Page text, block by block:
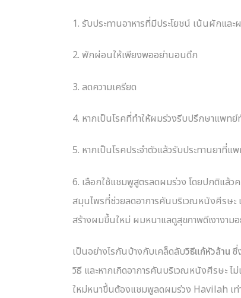
1. รับประทานอาหารที่มีประโยชน์ เน้นผักแล
2. พักผ่อนให้เพียงพออย่านอนดึก
3. ลดความเครียด
4. หากเป็นโรคที่ทำให้ผมร่วงรีบปรึกษาแพท
5. หากเป็นโรคประจำตัวแล้วรับประทานยาที่
6. เลือกใช้แชมพูสูตรลดผมร่วง โดยปกติแล้
สมุนไพรที่ช่วยลดอาการคันบริเวณหนังศีรษะ
สร้างผมขึ้นใหม่ ผมหนาแลดูสุขภาพดีเงางาม
เป็นอย่างไรกันบ้างกับเคล็ดลับวิธีแก้หัวล้าน ซึ่
วิธี และหากเกิดอาการคันบริเวณหนังศีรษะ ไ
ใหม่หนาขึ้นต้องแชมพูลดผมร่วง Havilah เ